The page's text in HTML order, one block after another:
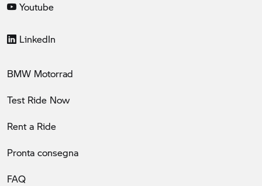
Youtube
LinkedIn
BMW Motorrad
Test Ride Now
Rent a Ride
Pronta consegna
FAQ